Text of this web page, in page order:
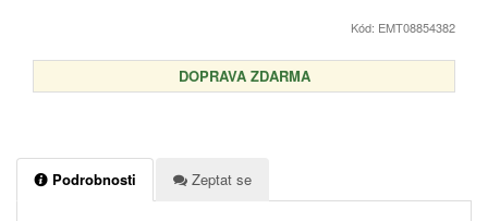
Kód: EMT08854382
DOPRAVA ZDARMA
Podrobnosti Zeptat se